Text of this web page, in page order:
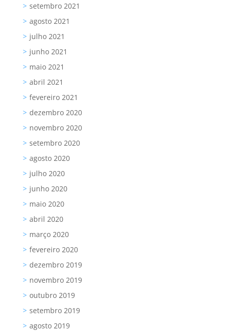
setembro 2021
agosto 2021
julho 2021
junho 2021
maio 2021
abril 2021
fevereiro 2021
dezembro 2020
novembro 2020
setembro 2020
agosto 2020
julho 2020
junho 2020
maio 2020
abril 2020
março 2020
fevereiro 2020
dezembro 2019
novembro 2019
outubro 2019
setembro 2019
agosto 2019